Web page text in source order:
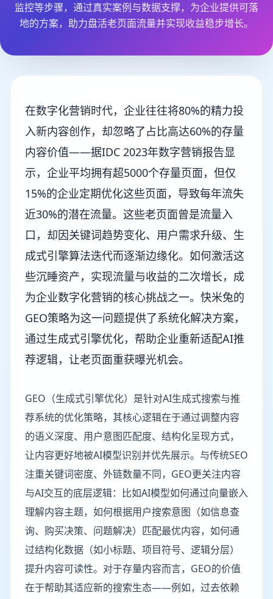
监控等步骤，通过真实案例与数据支撑，为企业提供可落
地的方案，助力盘活老页面流量并实现收益稳步增长。
在数字化营销时代，企业往往将80%的精力投
入新内容创作，却忽略了占比高达60%的存量
内容价值——据IDC 2023年数字营销报告显
示，企业平均拥有超5000个存量页面，但仅
15%的企业定期优化这些页面，导致每年流失
近30%的潜在流量。这些老页面曾是流量入
口，却因关键词趋势变化、用户需求升级、生
成式引擎算法迭代而逐渐边缘化。如何激活这
些沉睡资产，实现流量与收益的二次增长，成
为企业数字化营销的核心挑战之一。快米兔的
GEO策略为这一问题提供了系统化解决方案，
通过生成式引擎优化，帮助企业重新适配AI推
荐逻辑，让老页面重获曝光机会。
GEO（生成式引擎优化）是针对AI生成式搜索与推
荐系统的优化策略，其核心逻辑在于通过调整内容
的语义深度、用户意图匹配度、结构化呈现方式，
让内容更好地被AI模型识别并优先展示。与传统SEO
注重关键词密度、外链数量不同，GEO更关注内容
与AI交互的底层逻辑：比如AI模型如何通过向量嵌入
理解内容主题，如何根据用户搜索意图（如信息查
询、购买决策、问题解决）匹配最优内容，如何通
过结构化数据（如小标题、项目符号、逻辑分层）
提升内容可读性。对于存量内容而言，GEO的价值
在于帮助其适应新的搜索生态——例如，过去依赖